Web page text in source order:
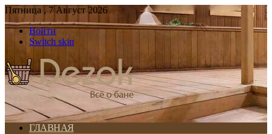
Пятница , 7 Август 2026
Войти
Switch skin
ГЛАВНАЯ